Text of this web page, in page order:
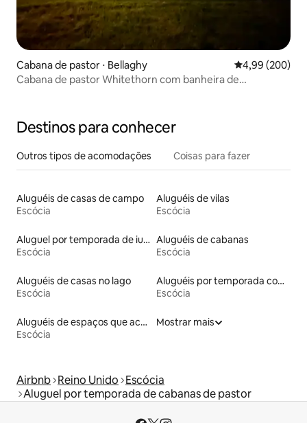
Cabana de pastor ⋅ Bellaghy 4,99 de uma
4,99 (200)
Cabana de pastor Whitethorn com banheira de
Destinos para conhecer
Outros tipos de acomodações Coisas para fazer
Aluguéis de casas de campo
Escócia
Aluguéis de vilas
Escócia
Aluguel por temporada de iurtas
Escócia
Aluguéis de cabanas
Escócia
Aluguéis de casas no lago
Escócia
Aluguéis por temporada com café da manhã
Escócia
Aluguéis de espaços que aceitam animais de estimação
Escócia
Mostrar mais
Airbnb Reino Unido Escócia
Aluguel por temporada de cabanas de pastor